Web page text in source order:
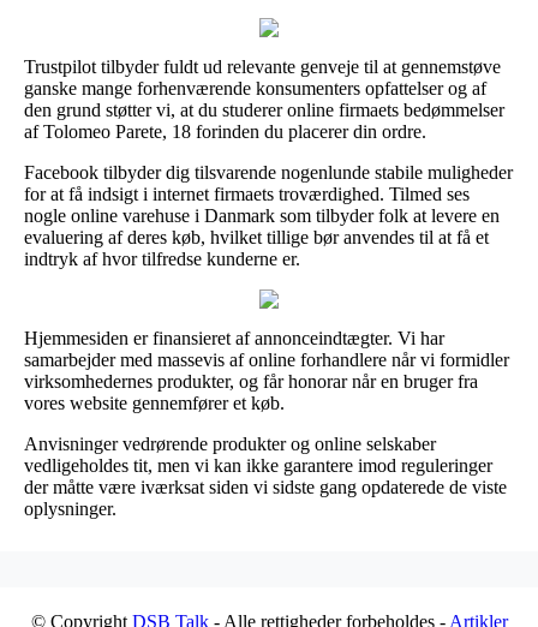
Trustpilot tilbyder fuldt ud relevante genveje til at gennemstøve
ganske mange forhenværende konsumenters opfattelser og af
den grund støtter vi, at du studerer online firmaets bedømmelser
af Tolomeo Parete, 18 forinden du placerer din ordre.
Facebook tilbyder dig tilsvarende nogenlunde stabile muligheder
for at få indsigt i internet firmaets troværdighed. Tilmed ses
nogle online varehuse i Danmark som tilbyder folk at levere en
evaluering af deres køb, hvilket tillige bør anvendes til at få et
indtryk af hvor tilfredse kunderne er.
Hjemmesiden er finansieret af annonceindtægter. Vi har
samarbejder med massevis af online forhandlere når vi formidler
virksomhedernes produkter, og får honorar når en bruger fra
vores website gennemfører et køb.
Anvisninger vedrørende produkter og online selskaber
vedligeholdes tit, men vi kan ikke garantere imod reguleringer
der måtte være iværksat siden vi sidste gang opdaterede de viste
oplysninger.
© Copyright DSB Talk- Alle rettigheder forbeholdes - Artikler